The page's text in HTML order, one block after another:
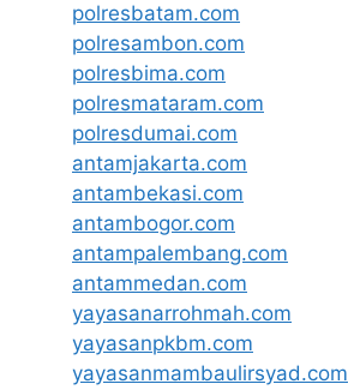
polresbatam.com
polresambon.com
polresbima.com
polresmataram.com
polresdumai.com
antamjakarta.com
antambekasi.com
antambogor.com
antampalembang.com
antammedan.com
yayasanarrohmah.com
yayasanpkbm.com
yayasanmambaulirsyad.com